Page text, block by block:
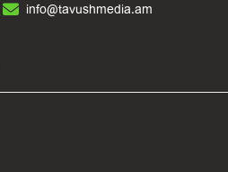
info@tavushmedia.am